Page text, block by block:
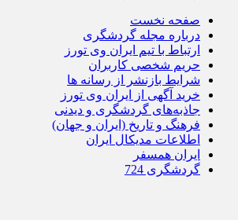
صفحه نخست
درباره مجله گردشگری
ارتباط با تیم ایران وی تورز
حریم شخصی کاربران
شرایط بازنشر از رسانه ها
خرید آگهی از ایران وی تورز
جاذبه‌های گردشگری و دیدنی
فرهنگ و تاریخ (ایران و جهان)
اطلاعات مدیکال ایران
ایران همسفر
گردشگری 724